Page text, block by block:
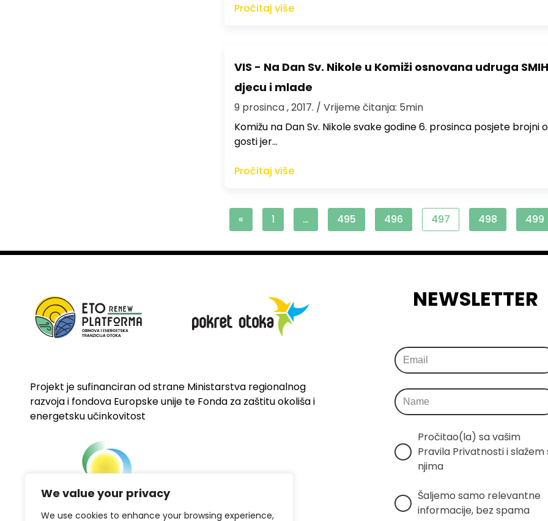
We value your privacy
We use cookies to enhance your browsing experience,
Pročitaj više
VIS - Na Dan Sv. Nikole u Komiži osnovana udruga
djecu i mlade
9 prosinca , 2017. / Vrijeme čitanja: 5min
Komižu na Dan Sv. Nikole svake godine 6. prosinca posjete brojni
gosti jer…
Pročitaj više
« 1 … 495 496 497 498 499
Projekt je sufinanciran od strane Ministarstva regionalnog
razvoja i fondova Europske unije te Fonda za zaštitu okoliša i
energetsku učinkovitost
NEWSLETTER
Pročitao(la) sa vašim
Pravila Privatnosti i slažem
njima
Šaljemo samo relevantne
informacije, bez spama